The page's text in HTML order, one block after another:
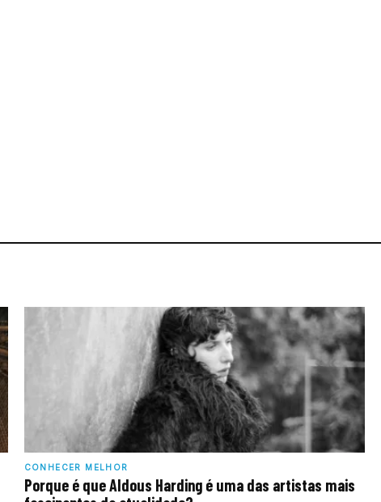
CONHECER MELHOR
Porque é que Aldous Harding é uma das artistas mais